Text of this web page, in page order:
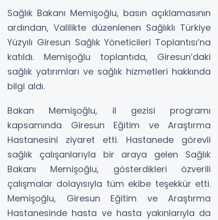
Sağlık Bakanı Memişoğlu, basın açıklamasının
ardından, Valilikte düzenlenen Sağlıklı Türkiye
Yüzyılı Giresun Sağlık Yöneticileri Toplantısı’na
katıldı. Memişoğlu toplantıda, Giresun’daki
sağlık yatırımları ve sağlık hizmetleri hakkında
bilgi aldı.
Bakan Memişoğlu, il gezisi programı
kapsamında Giresun Eğitim ve Araştırma
Hastanesini ziyaret etti. Hastanede görevli
sağlık çalışanlarıyla bir araya gelen Sağlık
Bakanı Memişoğlu, gösterdikleri özverili
çalışmalar dolayısıyla tüm ekibe teşekkür etti.
Memişoğlu, Giresun Eğitim ve Araştırma
Hastanesinde hasta ve hasta yakınlarıyla da